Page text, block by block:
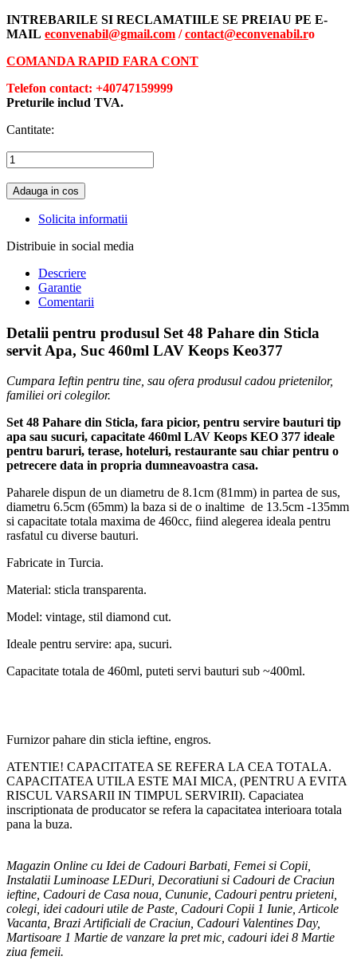
INTREBARILE SI RECLAMATIILE SE PREIAU PE E-
MAIL econvenabil@gmail.com /contact@econvenabil.ro
COMANDA RAPID FARA CONT
Telefon contact: +40747159999
Preturile includ TVA.
Cantitate:
Adauga in cos
Solicita informatii
Distribuie in social media
Descriere
Garantie
Comentarii
Detalii pentru produsul Set 48 Pahare din Sticla
servit Apa, Suc 460ml LAV Keops Keo377
Cumpara Ieftin pentru tine, sau ofera produsul cadou prietenilor,
familiei ori colegilor.
Set 48 Pahare din Sticla, fara picior, pentru servire bauturi tip
apa sau sucuri, capacitate 460ml LAV Keops KEO 377 ideale
pentru baruri, terase, hoteluri, restaurante sau chiar pentru o
petrecere data in propria dumneavoastra casa.
Paharele dispun de un diametru de 8.1cm (81mm) in partea de sus,
diametru 6.5cm (65mm) la baza si de o inaltime de 13.5cm -135mm
si capacitate totala maxima de 460cc, fiind alegerea ideala pentru
rasfatul cu diverse bauturi.
Fabricate in Turcia.
Material: sticla transparenta.
Model: vintage, stil diamond cut.
Ideale pentru servire: apa, sucuri.
Capacitate totala de 460ml, puteti servi bauturi sub ~400ml.
Furnizor pahare din sticla ieftine, engros.
ATENTIE! CAPACITATEA SE REFERA LA CEA TOTALA.
CAPACITATEA UTILA ESTE MAI MICA, (PENTRU A EVITA
RISCUL VARSARII IN TIMPUL SERVIRII). Capaciatea
inscriptionata de producator se refera la capacitatea interioara totala
pana la buza.
Magazin Online cu Idei de Cadouri Barbati, Femei si Copii,
Instalatii Luminoase LEDuri, Decoratiuni si Cadouri de Craciun
ieftine, Cadouri de Casa noua, Cununie, Cadouri pentru prieteni,
colegi, idei cadouri utile de Paste, Cadouri Copii 1 Iunie, Articole
Vacanta, Brazi Artificiali de Craciun, Cadouri Valentines Day,
Martisoare 1 Martie de vanzare la pret mic, cadouri idei 8 Martie
ziua femeii.